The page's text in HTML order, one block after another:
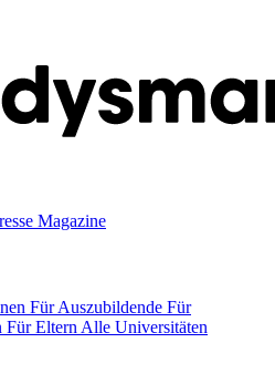
Magazine
Für Auszubildende Für
Für Eltern Alle Universitäten